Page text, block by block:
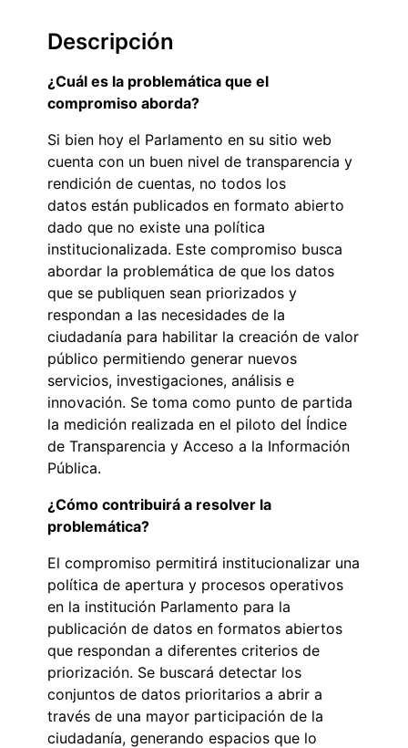
Descripción
¿Cuál es la problemática que el
compromiso aborda?
Si bien hoy el Parlamento en su sitio web
cuenta con un buen nivel de transparencia y
rendición de cuentas, no todos los
datos están publicados en formato abierto
dado que no existe una política
institucionalizada. Este compromiso busca
abordar la problemática de que los datos
que se publiquen sean priorizados y
respondan a las necesidades de la
ciudadanía para habilitar la creación de valor
público permitiendo generar nuevos
servicios, investigaciones, análisis e
innovación. Se toma como punto de partida
la medición realizada en el piloto del Índice
de Transparencia y Acceso a la Información
Pública.
¿Cómo contribuirá a resolver la
problemática?
El compromiso permitirá institucionalizar una
política de apertura y procesos operativos
en la institución Parlamento para la
publicación de datos en formatos abiertos
que respondan a diferentes criterios de
priorización. Se buscará detectar los
conjuntos de datos prioritarios a abrir a
través de una mayor participación de la
ciudadanía, generando espacios que lo